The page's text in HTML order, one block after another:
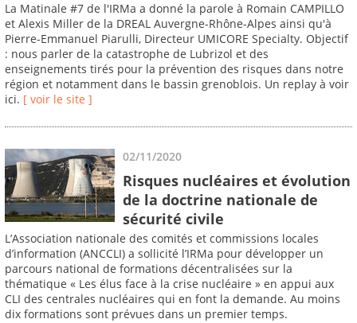
La Matinale #7 de l'IRMa a donné la parole à Romain CAMPILLO
et Alexis Miller de la DREAL Auvergne-Rhône-Alpes ainsi qu'à
Pierre-Emmanuel Piarulli, Directeur UMICORE Specialty. Objectif
: nous parler de la catastrophe de Lubrizol et des
enseignements tirés pour la prévention des risques dans notre
région et notamment dans le bassin grenoblois. Un replay à voir
ici. [ voir le site ]
02/11/2020
Risques nucléaires et évolution
de la doctrine nationale de
sécurité civile
L’Association nationale des comités et commissions locales
d’information (ANCCLI) a sollicité l’IRMa pour développer un
parcours national de formations décentralisées sur la
thématique « Les élus face à la crise nucléaire » en appui aux
CLI des centrales nucléaires qui en font la demande. Au moins
dix formations sont prévues dans un premier temps.